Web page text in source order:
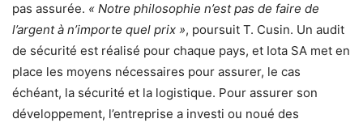
pas assurée. « Notre philosophie n’est pas de faire de
l’argent à n’importe quel prix », poursuit T. Cusin. Un audit
de sécurité est réalisé pour chaque pays, et Iota SA met en
place les moyens nécessaires pour assurer, le cas
échéant, la sécurité et la logistique. Pour assurer son
développement, l’entreprise a investi ou noué des